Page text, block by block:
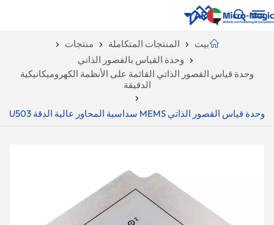
AR
English
Español
بيت منتجات
المنتجات المتكاملة
وحدة القياس بالقصور الذاتي
وحدة قياس القصور الذاتي القائمة على الأنظمة الكهروميكانيكية
الدقيقة
وحدة قياس القصور الذاتي MEMS سداسية المحاور عالية الدقة U503